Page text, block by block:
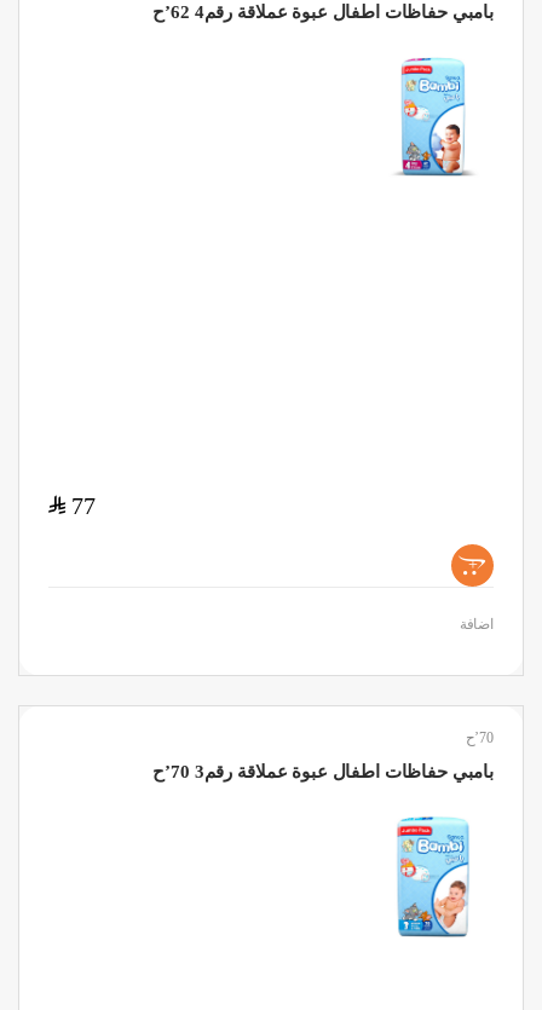
بامبي حفاظات اطفال عبوة عملاقة رقم4 62’ح
77
$
+
اضافة
70’ح
بامبي حفاظات اطفال عبوة عملاقة رقم3 70’ح